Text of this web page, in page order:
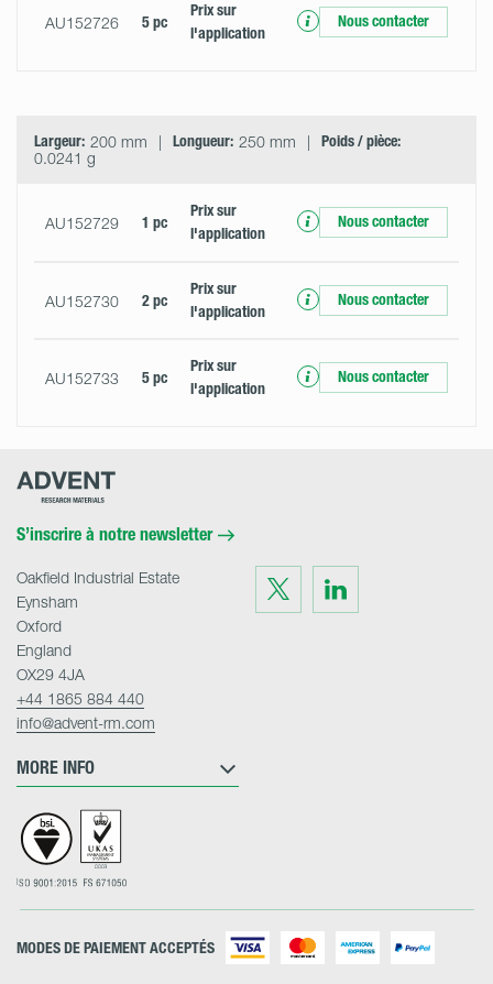
AU152726 5 pc
Prix ​​sur
l'application
Nous contacter
Largeur: 200 mm Longueur: 250 mm
Poids / pièce:
0.0241 g
AU152729 1 pc
Prix ​​sur
l'application
Nous contacter
AU152730 2 pc
Prix ​​sur
l'application
Nous contacter
AU152733 5 pc
Prix ​​sur
l'application
Nous contacter
Advent
S’inscrire à notre newsletter
Visit
us
on
Twitter
Visit
on
LinkedIn
MORE INFO
Oakfield Industrial Estate
Eynsham
Oxford
England
OX29 4JA
+44 1865 884 440
info@advent-rm.com
MODES DE PAIEMENT ACCEPTÉS